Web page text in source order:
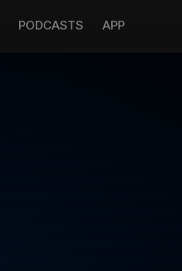
PODCASTS APP